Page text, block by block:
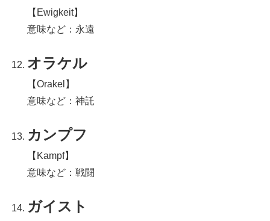
【Ewigkeit】
意味など：永遠
オラケル
【Orakel】
意味など：神託
カンプフ
【Kampf】
意味など：戦闘
ガイスト